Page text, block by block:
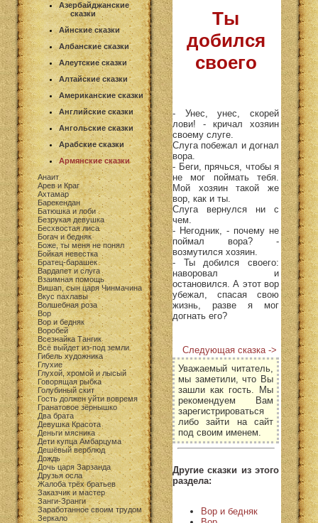
Азербайджанские
сказки
Айнские сказки
Албанские сказки
Алеутские сказки
Алтайские сказки
Американские сказки
Английские сказки
Ангольские сказки
Арабские сказки
Армянские сказки
Анаит
Арев и Краг
Ахтамар
Барекендан
Батюшка и лоби
Безрукая девушка
Бесхвостая лиса
Богач и бедняк
Боже, ты меня не понял
Бойкая невестка
Братец-барашек
Вардапет и слуга
Взаимная помощь
Вишап, сын царя Чинмачина
Вкус пахлавы
Волшебная роза
Вор
Вор и бедняк
Воробей
Всезнайка Тангик
Всё выйдет из-под земли
Гибель художника
Глухие
Глухой, хромой и лысый
Говорящая рыбка
Голубиный скит
Гость должен уйти вовремя
Гранатовое зёрнышко
Два брата
Девушка Красота
Деньги мясника
Дети купца Амбарцума
Дешёвый верблюд
Дождь
Дочь царя Зарзанда
Друзья осла
Жалоба трёх братьев
Заказчик и мастер
Занги-Зранги
Заработанное своим трудом
Зеркало
Ты
добился
своего
- Унес, унес, скорей
лови! - кричал хозяин
своему слуге.
Слуга побежал и догнал
вора.
- Беги, прячься, чтобы я
не мог поймать тебя.
Мой хозяин такой же
вор, как и ты.
Слуга вернулся ни с
чем.
- Негодник, - почему не
поймал вора? -
возмутился хозяин.
- Ты добился своего:
наворовал и
остановился. А этот вор
убежал, спасая свою
жизнь, разве я мог
догнать его?
Следующая сказка ->
Уважаемый читатель,
мы заметили, что Вы
зашли как гость. Мы
рекомендуем Вам
зарегистрироваться
либо зайти на сайт
под своим именем.
Другие сказки из этого
раздела:
Вор и бедняк